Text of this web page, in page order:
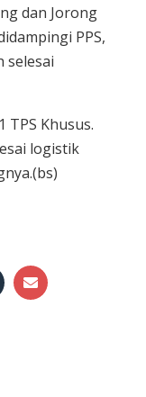
dan Jorong
PPS,
selesai
TPS Khusus.
logistik